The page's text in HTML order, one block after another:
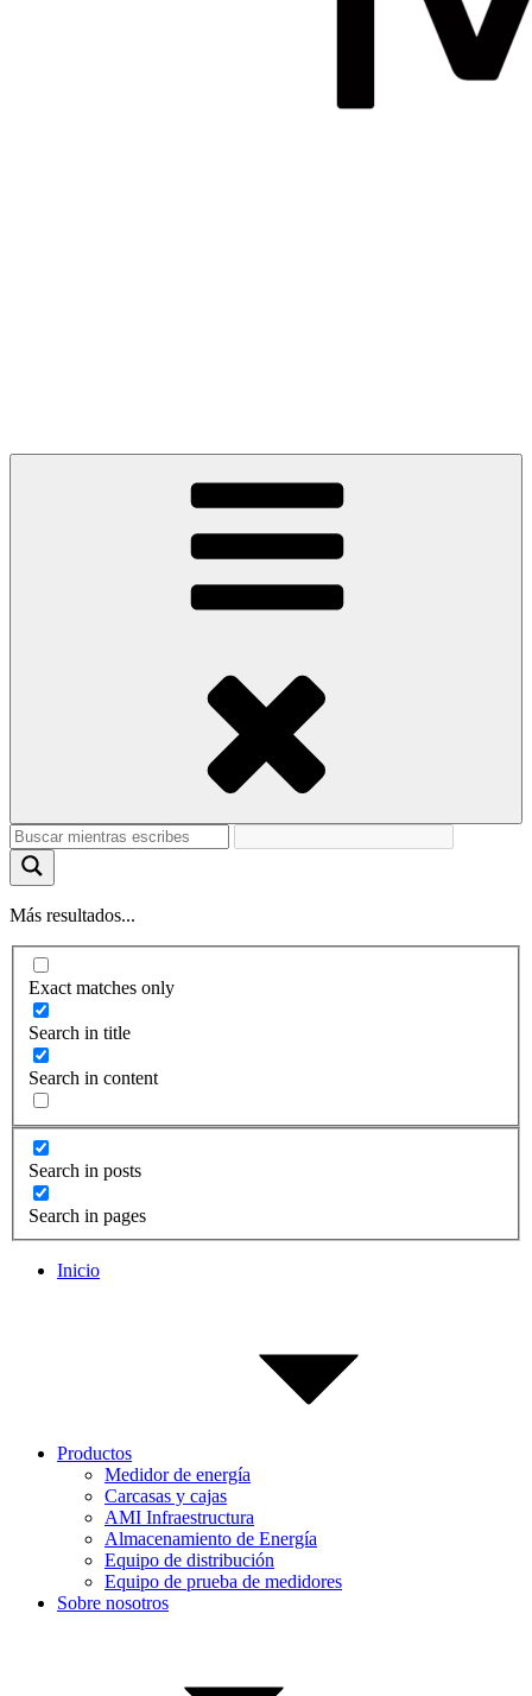
Más resultados...
Exact matches only
Search in title
Search in content
Search in posts
Search in pages
Inicio
Productos
Medidor de energía
Carcasas y cajas
AMI Infraestructura
Almacenamiento de Energía
Equipo de distribución
Equipo de prueba de medidores
Sobre nosotros